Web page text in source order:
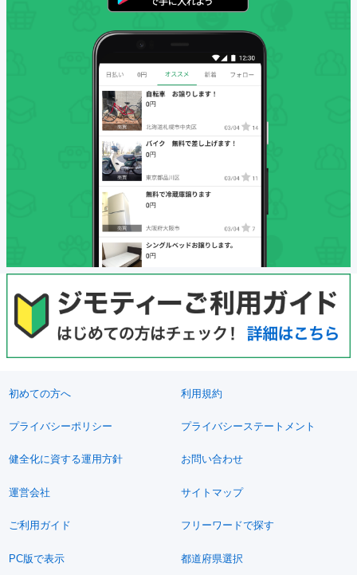
初めての方へ 利用規約
プライバシーポリシー プライバシーステートメント
健全化に資する運用方針 お問い合わせ
運営会社 サイトマップ
ご利用ガイド フリーワードで探す
PC版で表示 都道府県選択